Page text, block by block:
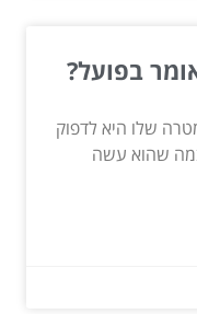
בפועל?
שלו היא לדפוק
שהוא עשה